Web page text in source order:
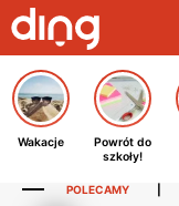
Wakacje
Powrót do
szkoły!
POLECAMY